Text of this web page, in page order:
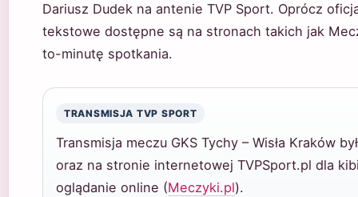
Dariusz Dudek na antenie TVP Sport. Oprócz
tekstowe dostępne są na stronach takich jak
to-minutę spotkania.
TRANSMISJA TVP SPORT
Transmisja meczu GKS Tychy – Wisła Kraków
oraz na stronie internetowej TVPSport.pl dla
oglądanie online (Meczyki.pl).